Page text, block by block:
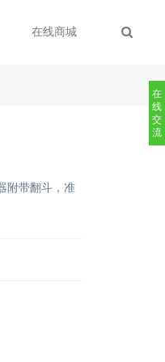
在线商城
附带翻斗，准
在
线
交
流